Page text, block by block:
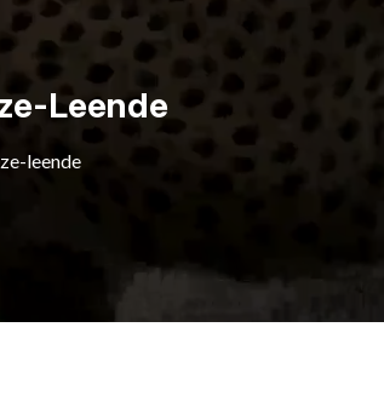
Leende
leende